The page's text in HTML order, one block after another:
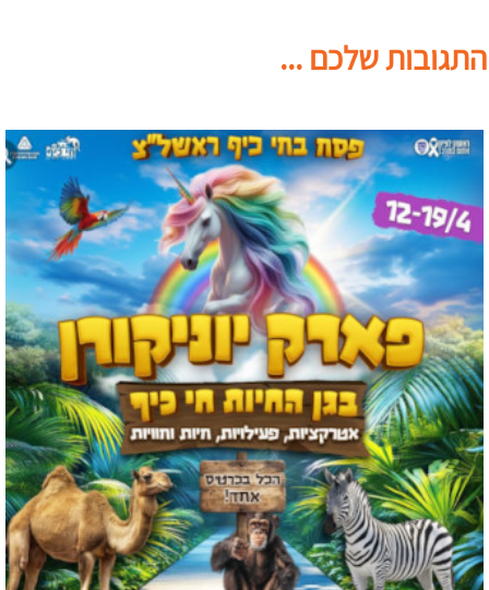
התגובות שלכם ...